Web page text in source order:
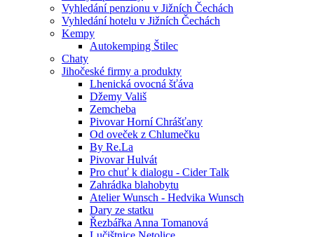
Vyhledání penzionu v Jižních Čechách
Vyhledání hotelu v Jižních Čechách
Kempy
Autokemping Štilec
Chaty
Jihočeské firmy a produkty
Lhenická ovocná šťáva
Džemy Vališ
Zemcheba
Pivovar Horní Chrášťany
Od oveček z Chlumečku
By Re.La
Pivovar Hulvát
Pro chuť k dialogu - Cider Talk
Zahrádka blahobytu
Atelier Wunsch - Hedvika Wunsch
Dary ze statku
Řezbářka Anna Tomanová